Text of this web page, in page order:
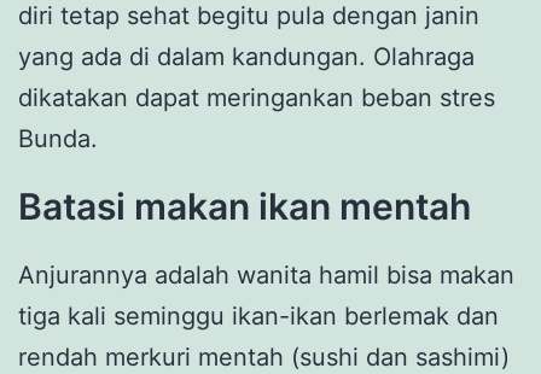
diri tetap sehat begitu pula dengan janin
yang ada di dalam kandungan. Olahraga
dikatakan dapat meringankan beban stres
Bunda.
Batasi makan ikan mentah
Anjurannya adalah wanita hamil bisa makan
tiga kali seminggu ikan-ikan berlemak dan
rendah merkuri mentah (sushi dan sashimi)